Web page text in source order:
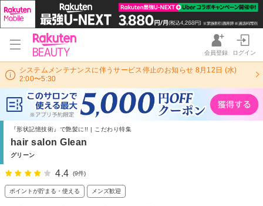
会員登録 ログイン
システムメンテナンスに伴うサービス停止のお知らせ 8月12日 (水)
2:00〜5:30
『形状記憶技術』で艶髪に!! | こだわり特集
hair salon Glean
グリーン
4.4 (9件)
ポイントが貯まる・使える メンズ歓迎